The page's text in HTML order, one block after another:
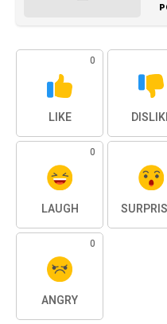
0
LIKE
0
LAUGH
0
ANGRY